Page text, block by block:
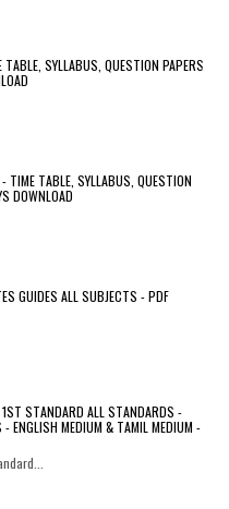
SYLLABUS, QUESTION PAPERS
TIME TABLE, SYLLABUS, QUESTION
DOWNLOAD
GUIDES ALL SUBJECTS - PDF
STANDARD ALL STANDARDS -
ENGLISH MEDIUM & TAMIL MEDIUM -